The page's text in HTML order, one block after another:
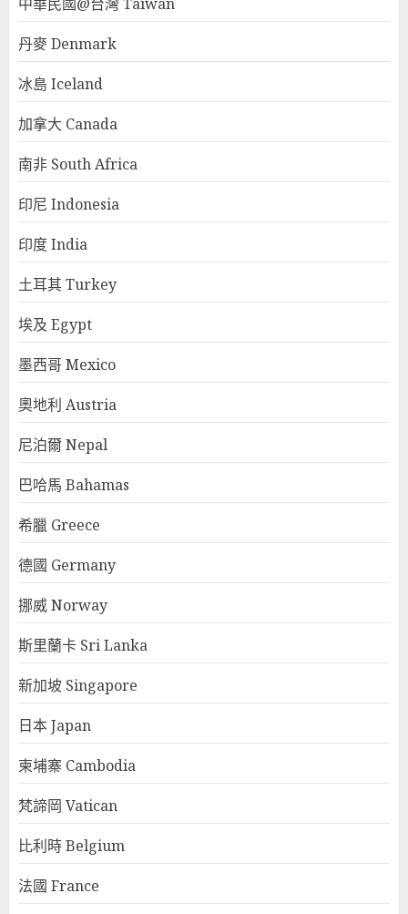
丹麥 Denmark
冰島 Iceland
加拿大 Canada
南非 South Africa
印尼 Indonesia
印度 India
土耳其 Turkey
埃及 Egypt
墨西哥 Mexico
奧地利 Austria
尼泊爾 Nepal
巴哈馬 Bahamas
希臘 Greece
德國 Germany
挪威 Norway
斯里蘭卡 Sri Lanka
新加坡 Singapore
日本 Japan
柬埔寨 Cambodia
梵諦岡 Vatican
比利時 Belgium
法國 France